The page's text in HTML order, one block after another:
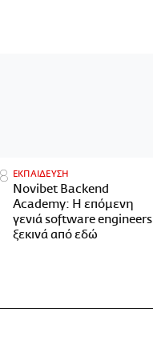
ΕΚΠΑΙΔΕΥΣΗ
Novibet Backend
Academy: Η επόμενη
γενιά software engineers
ξεκινά από εδώ